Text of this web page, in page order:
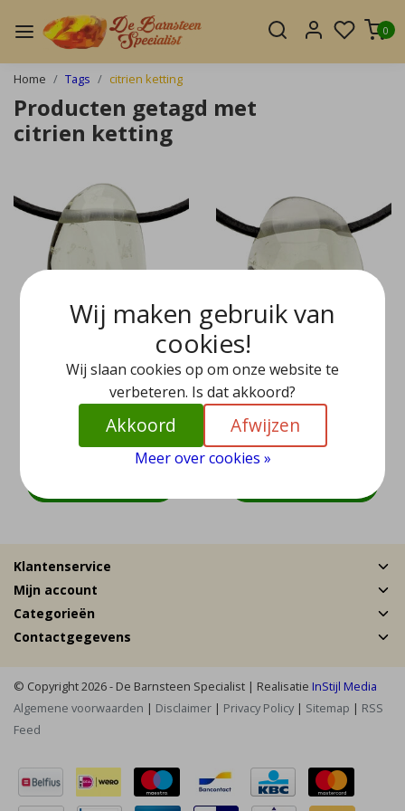
0
Home Tags citrien ketting
Producten getagd met
citrien ketting
Doorboorde hanger
van natuurlijk citrien
Doorboorde hanger
van natuurlijk citrien
EUR 39,95
Klantenservice
Mijn account
Categorieën
Contactgegevens
© Copyright 2026 - De Barnsteen Specialist | Realisatie InStijl Media
Algemene voorwaarden | Disclaimer | Privacy Policy | Sitemap | RSS
Feed
Wij maken gebruik van
cookies!
Wij slaan cookies op om onze website te
verbeteren. Is dat akkoord?
Akkoord Afwijzen
Meer over cookies »